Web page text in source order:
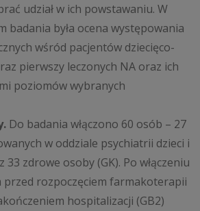
udział w ich powstawaniu. W
badania była ocena występowania
wśród pacjentów dziecięco-
pierwszy leczonych NA oraz ich
poziomów wybranych
Do badania włączono 60 osób – 27
w oddziale psychiatrii dzieci i
33 zdrowe osoby (GK). Po włączeniu
przed rozpoczęciem farmakoterapii
hospitalizacji (GB2)